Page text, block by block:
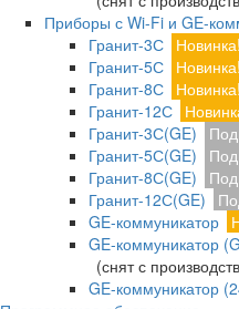
Приборы с Wi-Fi и GE-
Гранит-3С Новинка!
Гранит-5С Новинка!
Гранит-8С Новинка!
Гранит-12С
Гранит-3С(GE)
Под
Гранит-5С(GE)
Под
Гранит-8С(GE)
Под
Гранит-12С(GE)
GE-коммуникатор
GE-коммуникатор
(снят с
GE-коммуникатор